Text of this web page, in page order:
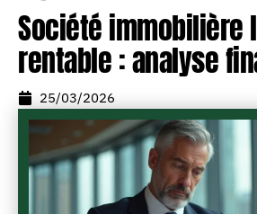
Société immobilière
rentable : analyse
25/03/2026